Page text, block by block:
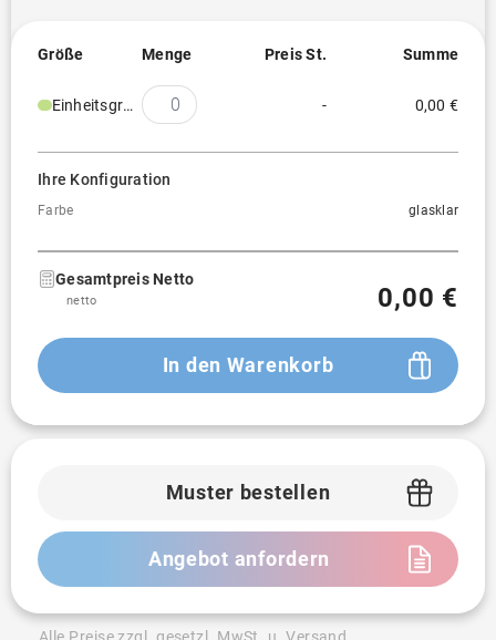
Größe Menge Preis St. Summe
Einheitsgröße - 0,00 €
Ihre Konfiguration
Farbe glasklar
Gesamtpreis Netto
netto 0,00 €
In den Warenkorb
Muster bestellen
Angebot anfordern